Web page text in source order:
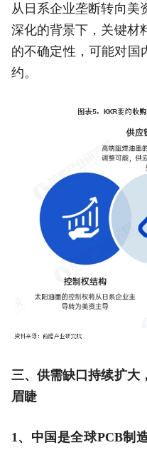
从日系企业垄断转向美
深化的背景下，关键材
的不确定性，可能对国
约。
三、供需缺口持续扩大
眉睫
1、中国是全球PCB制